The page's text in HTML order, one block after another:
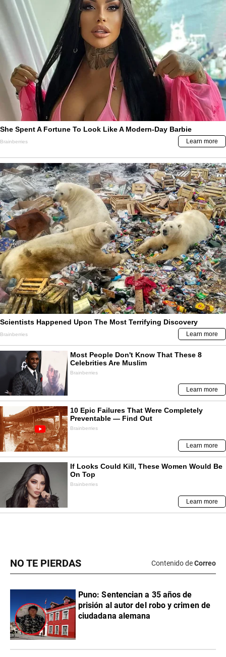
NO TE PIERDAS Contenido deCorreo
Puno: Sentencian a 35 años de
prisión al autor del robo y crimen de
ciudadana alemana